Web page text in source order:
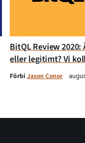
BitQL Review
eller legitimt? Vi
FörbiJason Conor